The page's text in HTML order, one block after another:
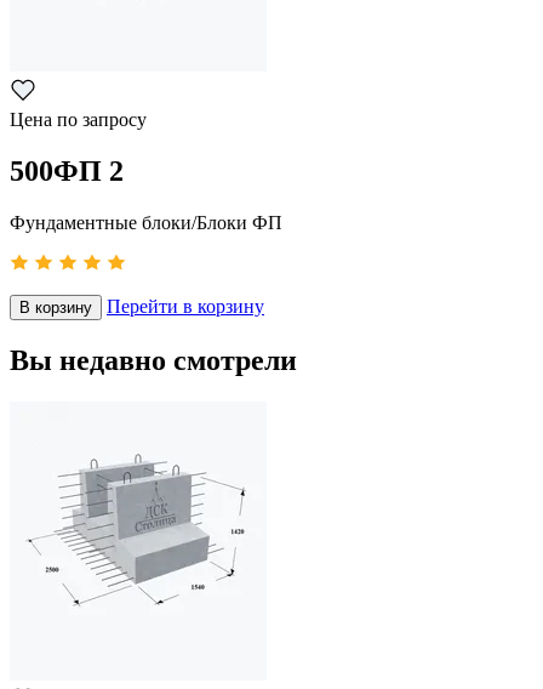
Цена по запросу
500ФП 2
Фундаментные блоки/Блоки ФП
В корзину Перейти в корзину
Вы недавно смотрели